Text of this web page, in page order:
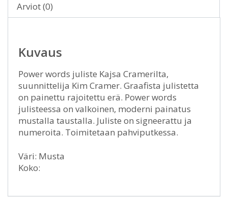
Arviot (0)
Kuvaus
Power words juliste Kajsa Cramerilta,
suunnittelija Kim Cramer. Graafista julistetta
on painettu rajoitettu erä. Power words
julisteessa on valkoinen, moderni painatus
mustalla taustalla. Juliste on signeerattu ja
numeroita. Toimitetaan pahviputkessa.
Väri: Musta
Koko: